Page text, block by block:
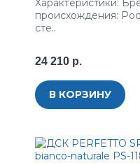
Характеристики:
происхождения:
сте..
24 210 р.
В КОРЗИНУ